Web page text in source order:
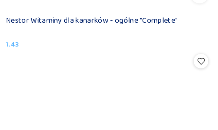
Nestor Witaminy dla kanarków - ogólne "Complete"
Cena:
1.43